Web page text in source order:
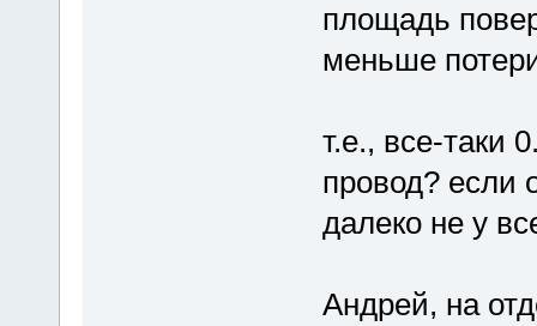
площадь
меньше
т.е., все-таки
провод? если
далеко не у
Андрей, на